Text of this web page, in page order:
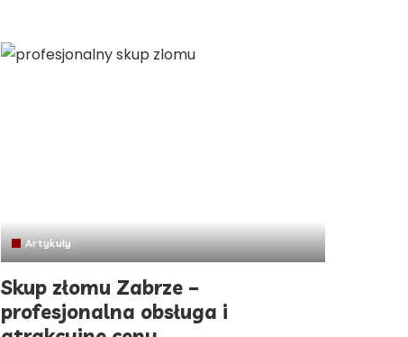
Artykuły
Skup złomu Zabrze –
profesjonalna obsługa i